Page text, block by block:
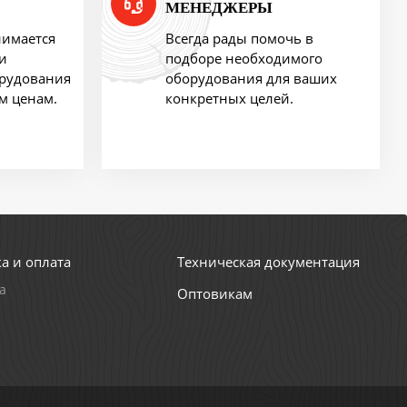
ценам.
МЕНЕДЖЕРЫ
Всегда рады помочь в
подборе необходимого
оборудования для ваших
конкретных целей.
и оплата
Техническая документация
Оптовикам